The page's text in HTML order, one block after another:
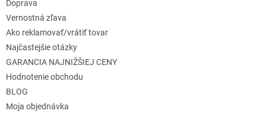
Doprava
Vernostná zľava
Ako reklamovať/vrátiť tovar
Najčastejšie otázky
GARANCIA NAJNIŽŠIEJ CENY
Hodnotenie obchodu
BLOG
Moja objednávka